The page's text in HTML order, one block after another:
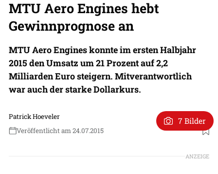
MTU Aero Engines hebt
Gewinnprognose an
MTU Aero Engines konnte im ersten Halbjahr
2015 den Umsatz um 21 Prozent auf 2,2
Milliarden Euro steigern. Mitverantwortlich
war auch der starke Dollarkurs.
Patrick Hoeveler
Veröffentlicht am 24.07.2015
7 Bilder
ANZEIGE